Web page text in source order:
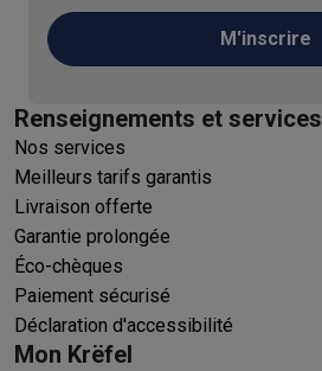
M'inscrire
Renseignements et services
Nos services
Meilleurs tarifs garantis
Livraison offerte
Garantie prolongée
Éco-chèques
Paiement sécurisé
Déclaration d'accessibilité
Mon Krëfel